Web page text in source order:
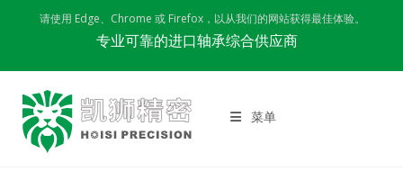
请使用 Edge、Chrome 或 Firefox，以从我们的网站获得最佳体验。
专业可靠的进口轴承综合供应商
菜单